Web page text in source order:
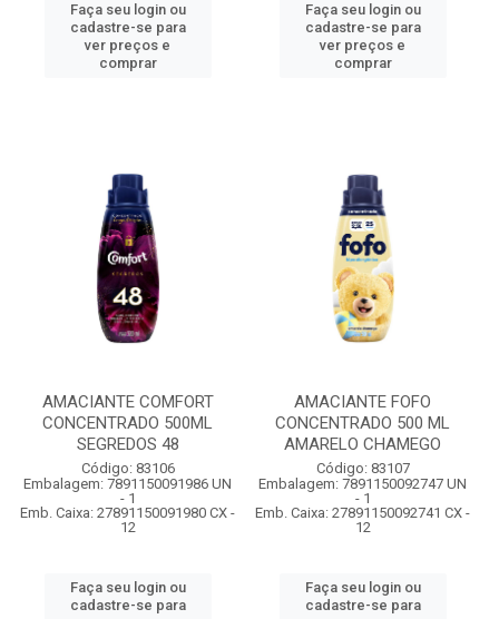
Faça seu login ou
cadastre-se para
ver preços e
comprar
Faça seu login ou
cadastre-se para
ver preços e
comprar
AMACIANTE COMFORT
CONCENTRADO 500ML
SEGREDOS 48
Código: 83106
Embalagem: 7891150091986 UN
- 1
Emb. Caixa: 27891150091980 CX -
12
Faça seu login ou
cadastre-se para
AMACIANTE FOFO
CONCENTRADO 500 ML
AMARELO CHAMEGO
Código: 83107
Embalagem: 7891150092747 UN
- 1
Emb. Caixa: 27891150092741 CX -
12
Faça seu login ou
cadastre-se para